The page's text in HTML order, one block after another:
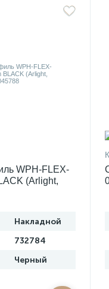
WPH-FLEX-
(Arlight,
Накладной
732784
Черный